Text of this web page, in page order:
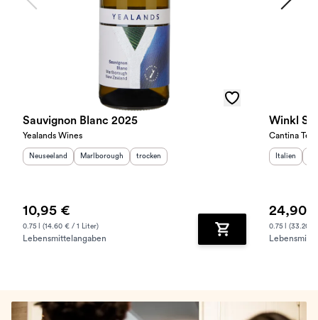
Sauvignon Blanc 2025
Yealands Wines
Herkunftsland
Neuseeland Herkunftsregion
Marlborough Geschmack
trocken
10,95 €
0.75 l (14.60 € / 1 Liter)
Lebensmittelangaben Zum Warenkorb
Winkl
Cantina
Italien
24,90
0.75 l (33.20 €